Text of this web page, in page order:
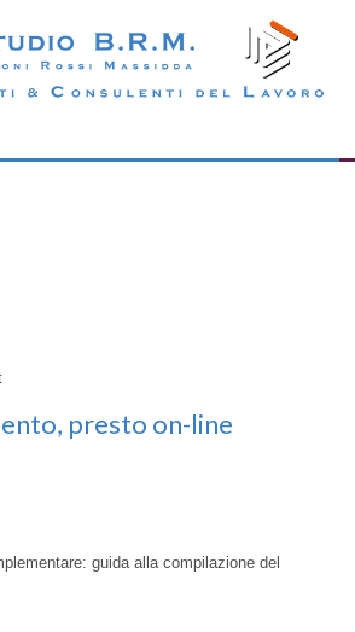
presto on-line
guida alla compilazione del